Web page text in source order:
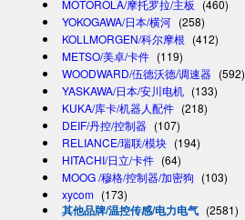
MOTOROLA/摩托罗拉/主板 (460)
YOKOGAWA/日本/横河 (258)
KOLLMORGEN/科尔摩根 (412)
METSO/美卓/卡件 (119)
WOODWARD/伍德沃德/调速器 (592)
YASKAWA/日本/安川电机 (133)
KUKA/库卡/机器人配件 (218)
DEIF/丹控/控制器 (107)
RELIANCE/瑞联/模块 (194)
HITACHI/日立/卡件 (64)
MOOG /穆格/控制器/加密狗 (103)
xycom (173)
其他品牌/温控传感/电力电气 (2581)